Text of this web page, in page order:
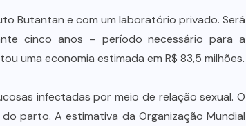
Butantan e com um laboratório privado. Será
cinco anos – período necessário para a
uma economia estimada em R$ 83,5 milhões.
infectadas por meio de relação sexual. O
parto. A estimativa da Organização Mundial